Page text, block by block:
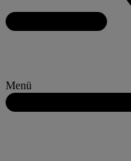
Menü